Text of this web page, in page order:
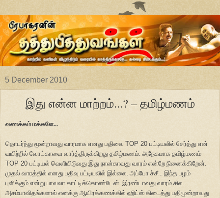
5 December 2010
இது என்ன மாற்றம்...? – தமிழ்மணம்
வணக்கம் மக்களே...
தொடர்ந்து மூன்றாவது வாரமாக எனது பதிவை TOP 20 பட்டியலில் சேர்த்து என்
வயிற்றில் வோட்காவை வார்த்திருக்கிறது தமிழ்மணம். அநேகமாக தமிழ்மணம்
TOP 20 பட்டியல் வெளியிடுவது இது நான்காவது வாரம் என்றே நினைக்கிறேன்.
முதல் வாரத்தில் எனது பதிவு பட்டியலில் இல்லை. அப்போ ச்சீ... இந்த பழம்
புளிக்கும் என்று பாவலா காட்டிக்கொண்டேன். இரண்டாவது வாரம் சில
அசம்பாவிதங்களால் எனக்கு ஆயிரக்கணக்கில் ஹிட்ஸ் கிடைத்து பதிமூன்றாவது